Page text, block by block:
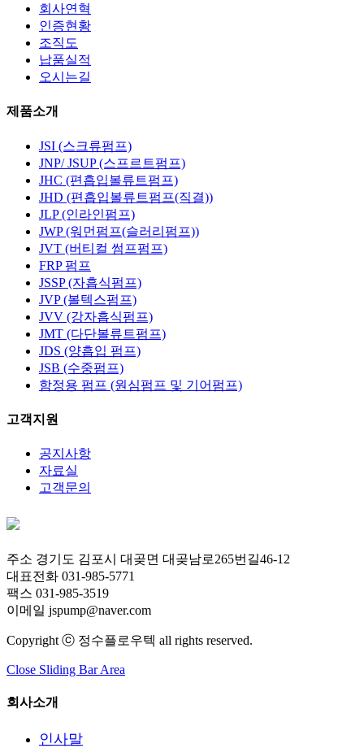
회사연혁
인증현황
조직도
납품실적
오시는길
제품소개
JSI (스크류펌프)
JNP/ JSUP (스프르트펌프)
JHC (편흡입볼류트펌프)
JHD (편흡입볼류트펌프(직결))
JLP (인라인펌프)
JWP (워먼펌프(슬러리펌프))
JVT (버티컬 썸프펌프)
FRP 펌프
JSSP (자흡식펌프)
JVP (볼텍스펌프)
JVV (강자흡식펌프)
JMT (다단볼류트펌프)
JDS (양흡입 펌프)
JSB (수중펌프)
함정용 펌프 (원심펌프 및 기어펌프)
고객지원
공지사항
자료실
고객문의
주소 경기도 김포시 대곶면 대곶남로265번길46-12
대표전화 031-985-5771
팩스 031-985-3519
이메일 jspump@naver.com
Copyright ⓒ 정수플로우텍 all rights reserved.
Close Sliding Bar Area
회사소개
인사말